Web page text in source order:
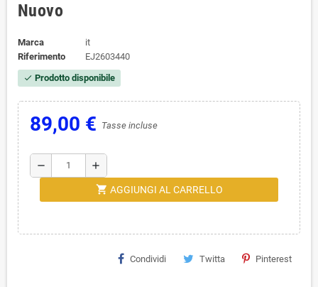
Nuovo
Marca
it
Riferimento
EJ2603440
check Prodotto disponibile
89,00 € Tasse incluse
remove add
shopping_cart AGGIUNGI AL CARRELLO
Condividi Twitta Pinterest